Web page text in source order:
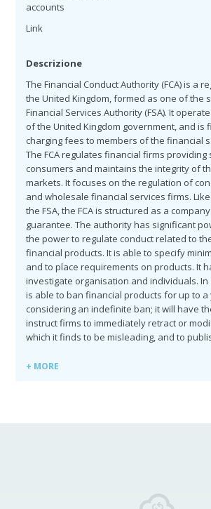
accounts
Link
Descrizione
The Financial Conduct Authority (FCA) is a
the United Kingdom, formed as one of the
Financial Services Authority (FSA). It
of the United Kingdom government, and is
charging fees to members of the financial
The FCA regulates financial firms providing
consumers and maintains the integrity of
markets. It focuses on the regulation of
and wholesale financial services firms.
the FSA, the FCA is structured as a
guarantee. The authority has significant
the power to regulate conduct related to
financial products. It is able to specify
and to place requirements on products. It
investigate organisation and individuals. In
is able to ban financial products for up to a
considering an indefinite ban; it will have
instruct firms to immediately retract or
which it finds to be misleading, and to
+ MORE